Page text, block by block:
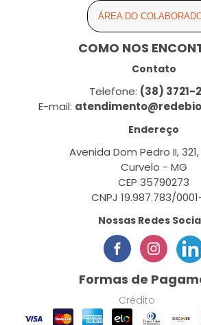
ÁREA DO
COMO NOS
Contato
Telefone: (38) 3721-
E-mail:
Endereço
Avenida Dom Pedro II,
Curvelo - MG
CEP 35790273
CNPJ 19.987.783/
Nossas Redes
Formas de
Crédito